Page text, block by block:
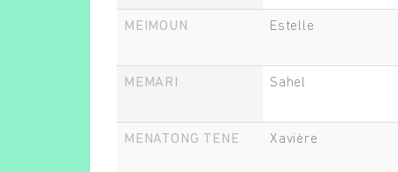
MEIMOUN Estelle
MEMARI Sahel
MENATONG TENE Xavière